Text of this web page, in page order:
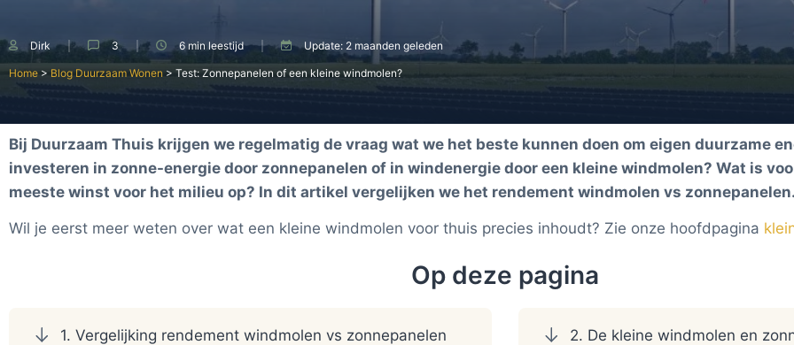
Dirk 3 6 minleestijd Update: 2 maanden geleden
Home > Blog Duurzaam Wonen > Test: Zonnepanelen of een kleine windmolen?
Bij Duurzaam Thuis krijgen we regelmatig de vraag wat we het beste kunnen doen om eigen duurzame
investeren in zonne-energie door zonnepanelen of in windenergie door een kleine windmolen? Wat is
meeste winst voor het milieu op? In dit artikel vergelijken we het rendement windmolen vs
Wil je eerst meer weten over wat een kleine windmolen voor thuis precies inhoudt? Zie onze hoofdpagina
Op deze pagina
1. Vergelijking rendement windmolen vs zonnepanelen 2. De kleine windmolen en